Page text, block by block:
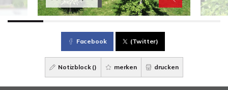
Facebook (Twitter)
Notizblock () merken drucken